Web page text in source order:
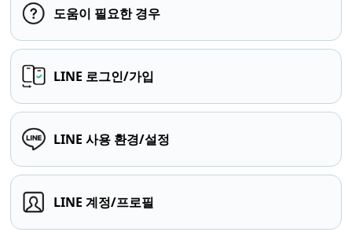
도움이 필요한 경우
LINE 로그인/가입
LINE 사용 환경/설정
LINE 계정/프로필